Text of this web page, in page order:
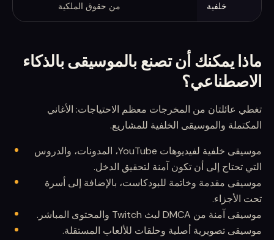
خلفية
من حقوق الملكية
ماذا يمكنك أن تصنع بالموسيقى بالذكاء
الاصطناعي؟
تغطي عائلتان من المخرجات معظم الاحتياجات: الأغاني
المكتملة والموسيقى الخلفية للمشاريع.
موسيقى خلفية لفيديوهات YouTube، المدونات، والدروس
التي تحتاج إلى أن تكون آمنة لتحقيق الدخل.
موسيقى مقدمة وخاتمة للبودكاست، بالإضافة إلى أسرة
تحت الأجزاء.
موسيقى آمنة من DMCA لبث Twitch والمحتوى المباشر.
موسيقى تصويرية أصلية وحلقات للألعاب المستقلة.